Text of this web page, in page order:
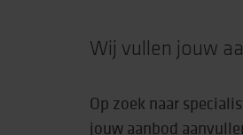
Wij vullen jouw
Op zoek naar
jouw aanbod